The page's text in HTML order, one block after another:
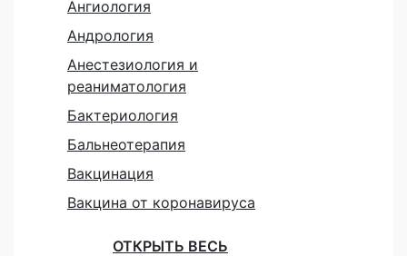
Ангиология
Андрология
Анестезиология и
реаниматология
Бактериология
Бальнеотерапия
Вакцинация
Вакцина от коронавируса
ОТКРЫТЬ ВЕСЬ